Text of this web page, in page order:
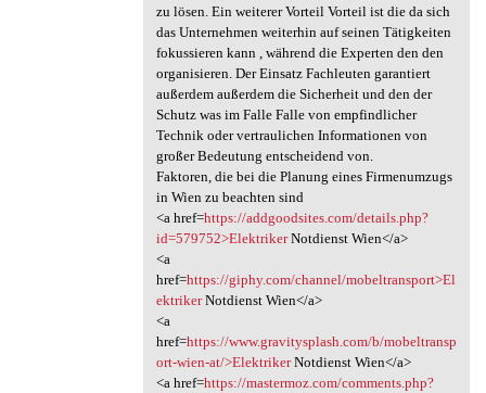
zu lösen. Ein weiterer Vorteil Vorteil ist die da sich
das Unternehmen weiterhin auf seinen Tätigkeiten
fokussieren kann , während die Experten den den
organisieren. Der Einsatz Fachleuten garantiert
außerdem außerdem die Sicherheit und den der
Schutz was im Falle Falle von empfindlicher
Technik oder vertraulichen Informationen von
großer Bedeutung entscheidend von.
Faktoren, die bei die Planung eines Firmenumzugs
in Wien zu beachten sind
<a href=https://addgoodsites.com/details.php?
id=579752>ElektrikerNotdienst Wien</a>
<a
href=https://giphy.com/channel/mobeltransport>El
ektrikerNotdienst Wien</a>
<a
href=https://www.gravitysplash.com/b/mobeltransp
ort-wien-at/>ElektrikerNotdienst Wien</a>
<a href=https://mastermoz.com/comments.php?